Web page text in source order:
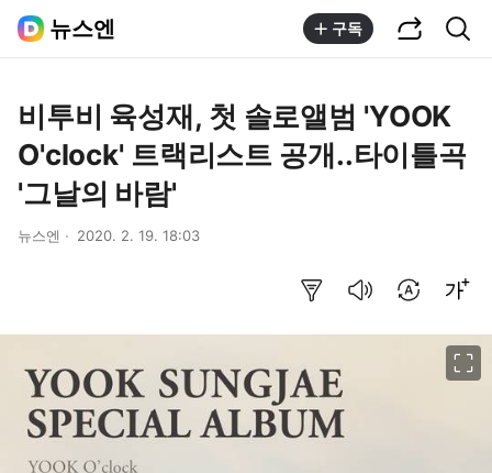
뉴스엔 구독
비투비 육성재, 첫 솔로앨범 'YOOK
O'clock' 트랙리스트 공개..타이틀곡
'그날의 바람'
뉴스엔 2020. 2. 19. 18:03